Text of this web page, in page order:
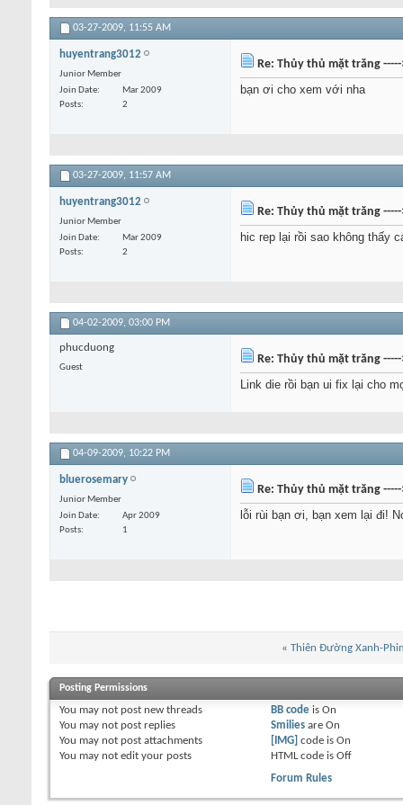
03-27-2009, 11:55 AM
huyentrang3012
Junior Member
Join Date
Mar 2009
Posts
2
Re: Thủy thủ mặt trăng
bạn ơi cho xem với nha
03-27-2009, 11:57 AM
huyentrang3012
Junior Member
Join Date
Mar 2009
Posts
2
Re: Thủy thủ mặt trăng
hic rep lại rồi sao không thấy
04-02-2009, 03:00 PM
phucduong
Guest
Re: Thủy thủ mặt trăng
Link die rồi bạn ui fix lại cho
04-09-2009, 10:22 PM
bluerosemary
Junior Member
Join Date
Apr 2009
Posts
1
Re: Thủy thủ mặt trăng
lỗi rùi bạn ơi, bạn xem lại đi!
« Thiên Đường Xanh-
Posting Permissions
You may not post new threads
You may not post replies
You may not post attachments
You may not edit your posts
BB codeis On
Smiliesare On
[IMG] code is On
HTML code is Off
Forum Rules